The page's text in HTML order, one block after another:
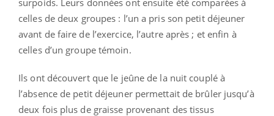
celles de deux groupes : l’un a pris son petit déjeuner
avant de faire de l’exercice, l’autre après ; et enfin à
celles d’un groupe témoin.
Ils ont découvert que le jeûne de la nuit couplé à
l’absence de petit déjeuner permettait de brûler jusqu’à
deux fois plus de graisse provenant des tissus